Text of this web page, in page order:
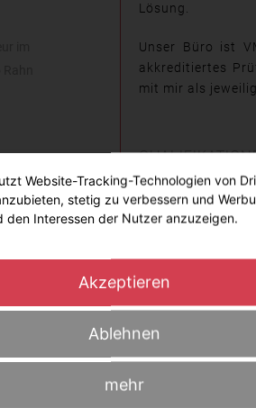
an
Lösung.
Unser Büro ist
akkreditiertes
mit mir als
öffentlich
Leiter der
Leiter der
Fachdozent
Website-Tracking-Technologien von
stetig zu verbessern und
den Interessen der Nutzer anzuzeigen.
Akzeptieren
Ablehnen
mehr